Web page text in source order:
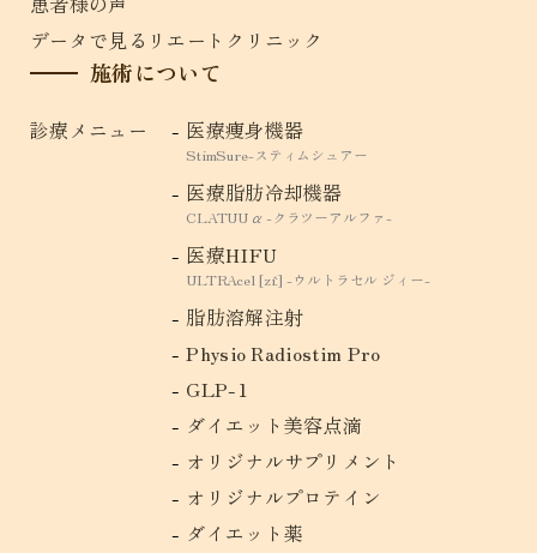
データで見るリエートクリニック
施術について
診療メニュー 医療痩身機器
StimSure-スティムシュアー
医療脂肪冷却機器
CLATUU α -クラツーアルファ-
医療HIFU
ULTRAcel [zíː] -ウルトラセル ジィー-
脂肪溶解注射
Physio Radiostim Pro
GLP-1
ダイエット美容点滴
オリジナルサプリメント
オリジナルプロテイン
ダイエット薬